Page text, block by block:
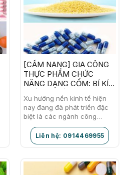
[CẨM NANG] GIA CÔNG
THỰC PHẨM CHỨC
NĂNG DẠNG CỐM: BÍ KÍP
KHỞI NGHIỆP THÀNH
CÔNG
Xu hướng nền kinh tế hiện
nay đang đà phát triển đặc
biệt là các ngành công
nghiệp thực phẩm. Nhu cầu
sức khỏe của mỗi người
ngày…
Liên hệ: 0914469955